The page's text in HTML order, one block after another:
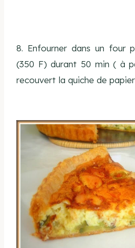
8. Enfourner dans un four
(350 F) durant 50 min ( à
recouvert la quiche de